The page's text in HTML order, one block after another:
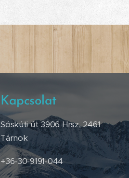
Kapcsolat
Sóskúti út 3906 Hrsz, 2461
Tárnok
+36-30-9191-044